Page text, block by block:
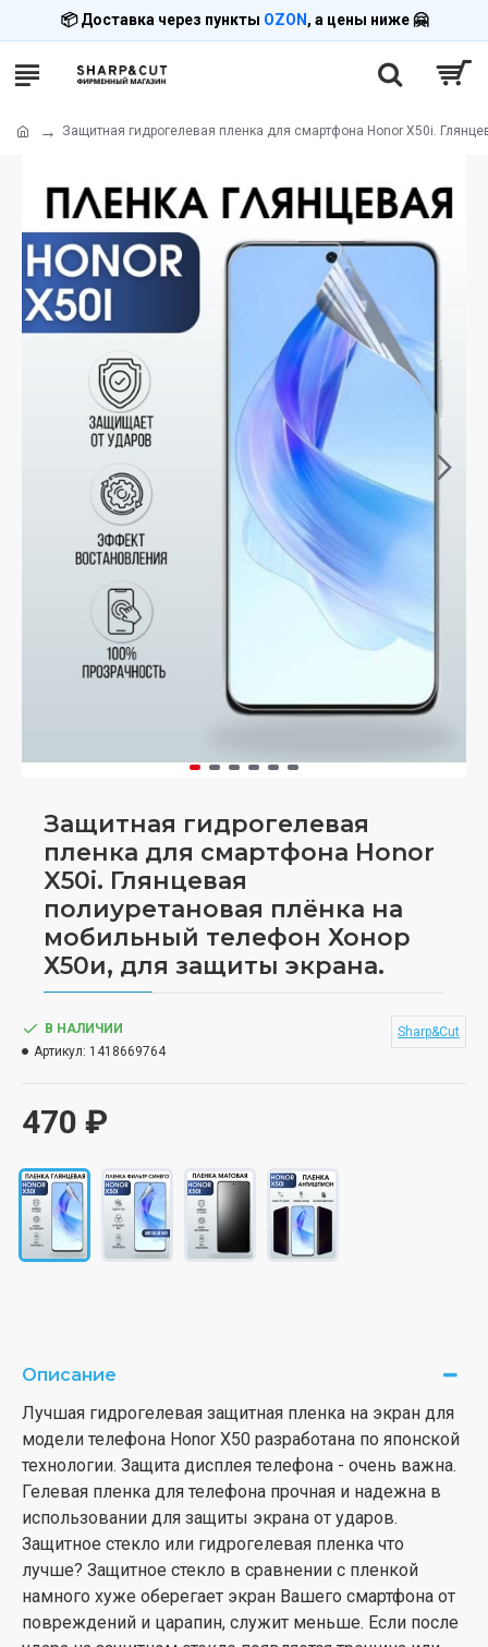
📦 Доставка через пункты OZON , а цены ниже 🤗
Защитная гидрогелевая пленка для смартфона Honor X50i.
Защитная гидрогелевая
пленка для смартфона Honor
X50i. Глянцевая
полиуретановая плёнка на
мобильный телефон Хонор
Х50и, для защиты экрана.
470 ₽
В НАЛИЧИИ
Артикул: 1418669764
Sharp&Cut
Описание
Лучшая гидрогелевая защитная пленка на экран для
модели телефона Honor X50 разработана по японской
технологии. Защита дисплея телефона - очень важна.
Гелевая пленка для телефона прочная и надежна в
использовании для защиты экрана от ударов.
Защитное стекло или гидрогелевая пленка что
лучше? Защитное стекло в сравнении с пленкой
намного хуже оберегает экран Вашего смартфона от
повреждений и царапин, служит меньше. Если после